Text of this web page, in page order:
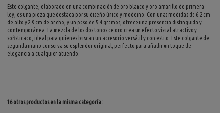
Este colgante, elaborado en una combinación de oro blanco y oro amarillo de primera
ley, es una pieza que destaca por su diseño único y moderno. Con unas medidas de 6.2 cm
de alto y 2.9 cm de ancho, y un peso de 5.4 gramos, ofrece una presencia distinguida y
contemporánea. La mezcla de los dos tonos de oro crea un efecto visual atractivo y
sofisticado, ideal para quienes buscan un accesorio versátil y con estilo. Este colgante de
segunda mano conserva su esplendor original, perfecto para añadir un toque de
elegancia a cualquier atuendo.
16 otros productos en la misma categoría: